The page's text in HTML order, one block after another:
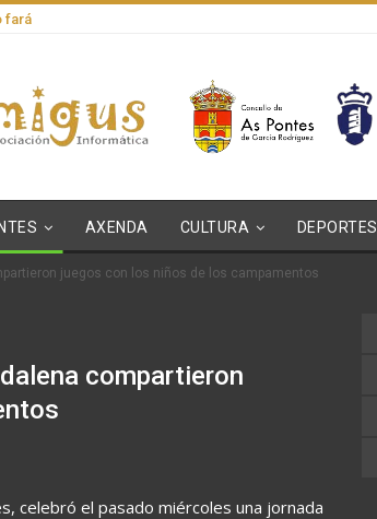
fará
AXENDA CULTURA DEPORTES
juegos con los niños de los campamentos
compartieron
celebró el pasado miércoles una jornada